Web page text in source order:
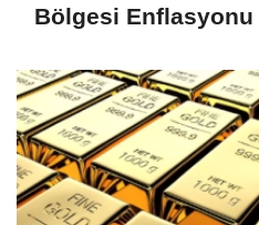
Bölgesi